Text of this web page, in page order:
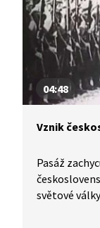
04:48
Vznik
Pasáž
světové